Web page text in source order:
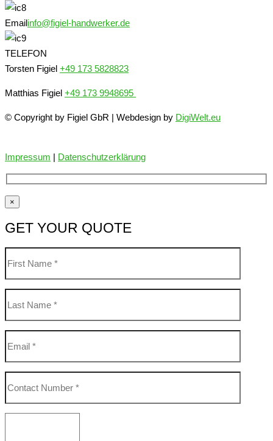
Emailinfo@figiel-handwerker.de
TELEFON
Torsten Figiel +49 173 5828823
Matthias Figiel +49 173 9948695
© Copyright by Figiel GbR | Webdesign by DigiWelt.eu
Impressum | Datenschutzerklärung
×
GET YOUR QUOTE